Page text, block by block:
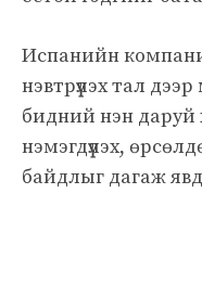
Испанийн
нэвтрүүлэх тал
бидний нэн даруй
нэмэгдүүлэх,
байдлыг дагаж